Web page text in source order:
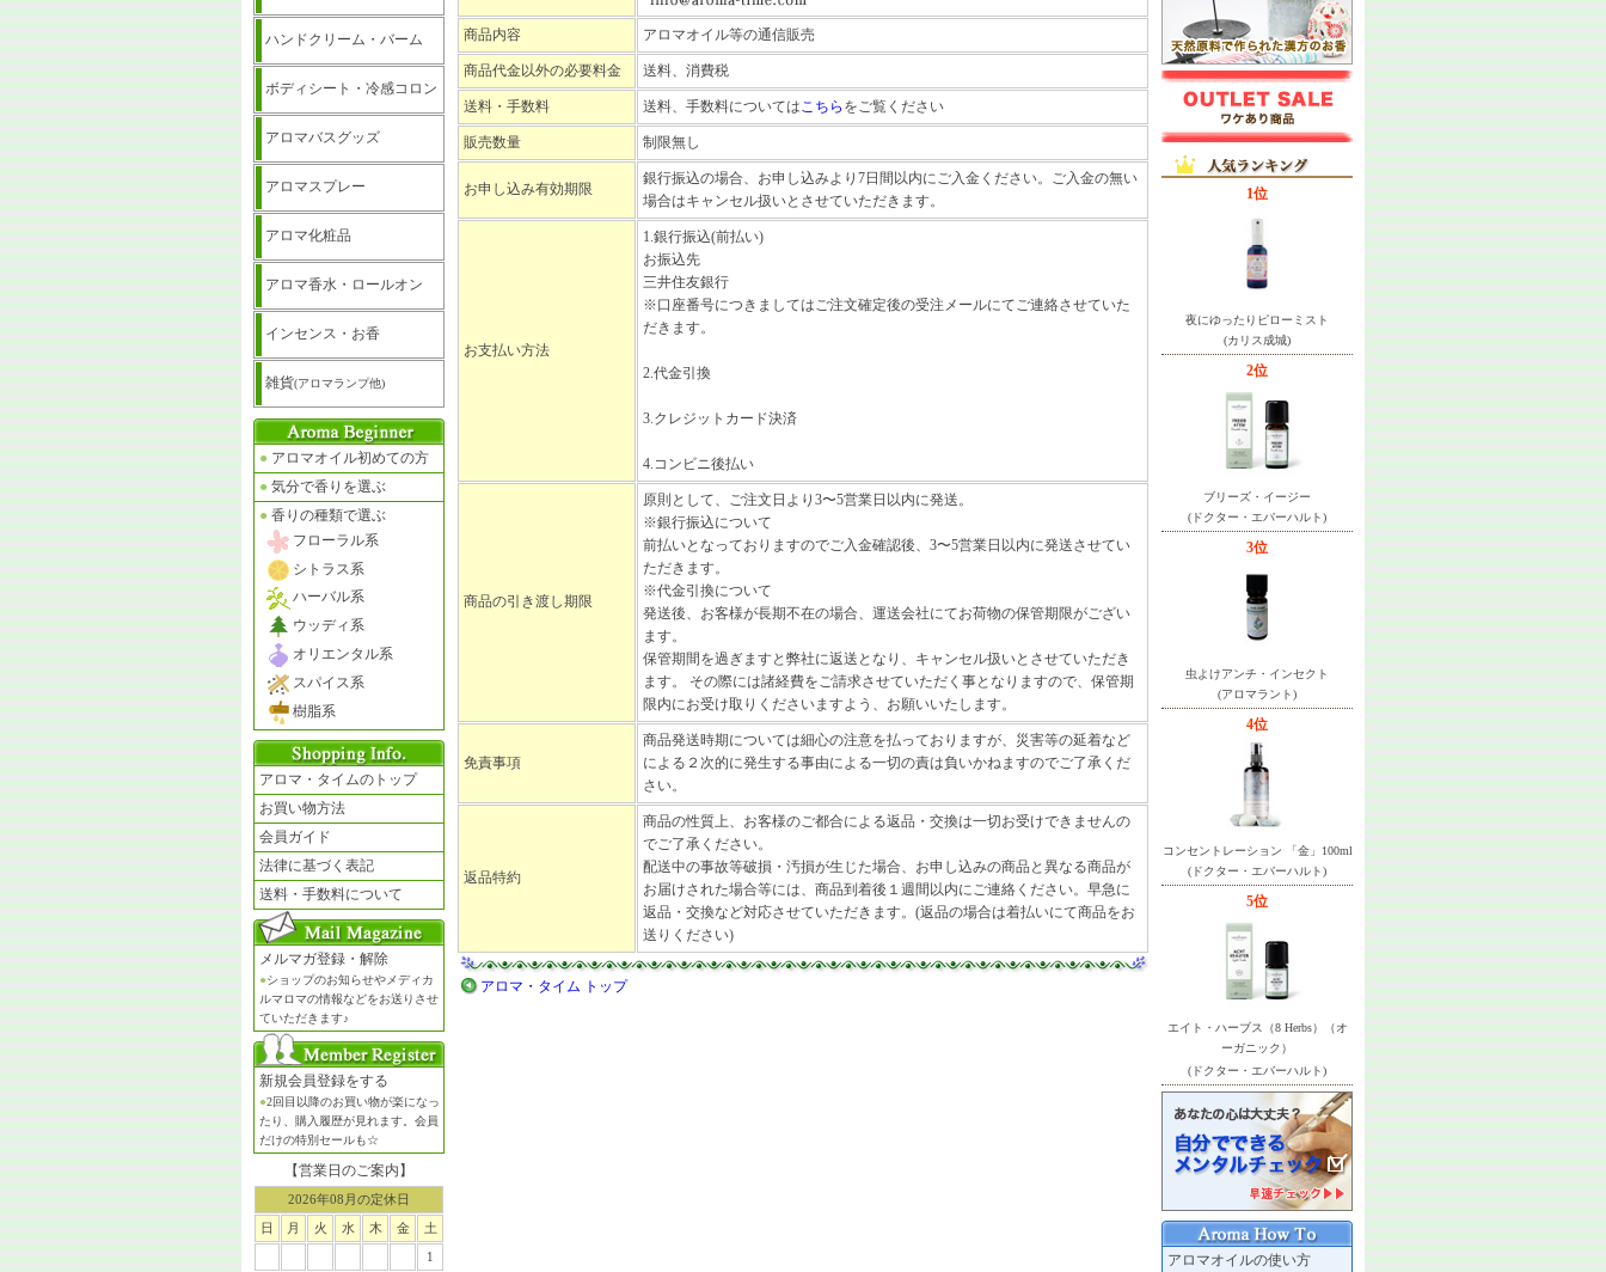
ハンドクリーム・バーム
ボディシート・冷感コロン
アロマバスグッズ
アロマスプレー
アロマ化粧品
アロマ香水・ロールオン
インセンス・お香
雑貨(アロマランプ他)
● アロマオイル初めての方
● 気分で香りを選ぶ
● 香りの種類で選ぶ
フローラル系
シトラス系
ハーバル系
ウッディ系
オリエンタル系
スパイス系
樹脂系
アロマ・タイムのトップ
お買い物方法
会員ガイド
法律に基づく表記
送料・手数料について
メルマガ登録・解除
●ショップのお知らせやメディカ
ルマロマの情報などをお送りさせ
ていただきます♪
新規会員登録をする
●2回目以降のお買い物が楽になっ
たり、購入履歴が見れます。会員
だけの特別セールも☆
【営業日のご案内】
2026年08月の定休日
日
月 火 水 木 金
土
1
商品内容 アロマオイル等の通信販売
商品代金以外の必要料金 送料、消費税
送料・手数料 送料、手数料についてはこちら をご覧ください
販売数量 制限無し
お申し込み有効期限
銀行振込の場合、お申し込みより7日間以内にご入金ください。ご入金の無い
場合はキャンセル扱いとさせていただきます。
お支払い方法
1.銀行振込(前払い)
お振込先
三井住友銀行
※口座番号につきましてはご注文確定後の受注メールにてご連絡させていた
だきます。
2.代金引換
3.クレジットカード決済
4.コンビニ後払い
商品の引き渡し期限
原則として、ご注文日より3〜5営業日以内に発送。
※銀行振込について
前払いとなっておりますのでご入金確認後、3〜5営業日以内に発送させてい
ただきます。
※代金引換について
発送後、お客様が長期不在の場合、運送会社にてお荷物の保管期限がござい
ます。
保管期間を過ぎますと弊社に返送となり、キャンセル扱いとさせていただき
ます。 その際には諸経費をご請求させていただく事となりますので、保管期
限内にお受け取りくださいますよう、お願いいたします。
免責事項
商品発送時期については細心の注意を払っておりますが、災害等の延着など
による２次的に発生する事由による一切の責は負いかねますのでご了承くだ
さい。
返品特約
商品の性質上、お客様のご都合による返品・交換は一切お受けできませんの
でご了承ください。
配送中の事故等破損・汚損が生じた場合、お申し込みの商品と異なる商品が
お届けされた場合等には、商品到着後１週間以内にご連絡ください。早急に
返品・交換など対応させていただきます。(返品の場合は着払いにて商品をお
送りください)
アロマ・タイム トップ
1位
夜にゆったりピローミスト
(カリス成城)
2位
ブリーズ・イージー
(ドクター・エバーハルト)
3位
虫よけアンチ・インセクト
(アロマラント)
4位
コンセントレーション 「金」100ml
(ドクター・エバーハルト)
5位
エイト・ハーブス（8 Herbs）（オ
ーガニック）
(ドクター・エバーハルト)
アロマオイルの使い方